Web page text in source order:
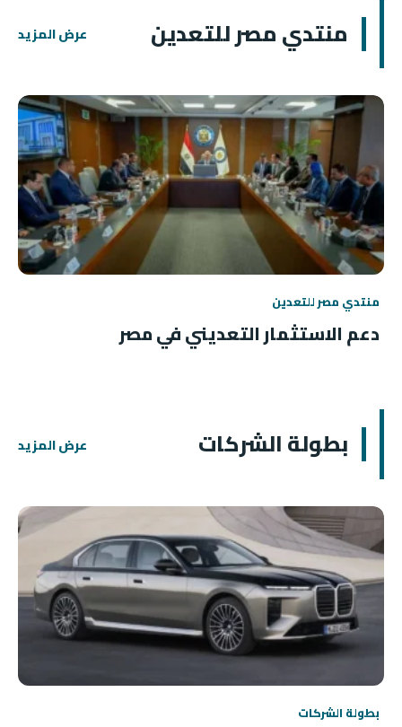
منتدي مصر للتعدين عرض المزيد
منتدي مصر للتعدين
دعم الاستثمار التعديني في مصر
بطولة الشركات عرض المزيد
بطولة الشركات